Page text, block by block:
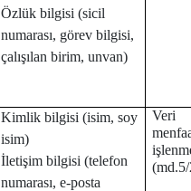
Özlük bilgisi (sicil
numarası, görev bilgisi,
çalışılan birim, unvan)
Kimlik bilgisi (isim, soy
isim)
İletişim bilgisi (telefon
numarası, e-posta
Veri